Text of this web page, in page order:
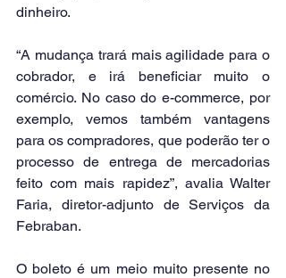
dinheiro.
“A mudança trará mais agilidade para o
cobrador, e irá beneficiar muito o
comércio. No caso do e-commerce, por
exemplo, vemos também vantagens
para os compradores, que poderão ter o
processo de entrega de mercadorias
feito com mais rapidez”, avalia Walter
Faria, diretor-adjunto de Serviços da
Febraban.
O boleto é um meio muito presente no